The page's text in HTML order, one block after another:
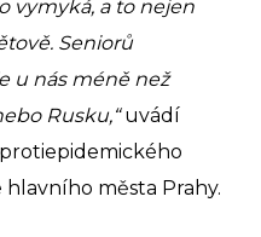
vymyká, a to nejen
Seniorů
u nás méně než
Rusku,“uvádí
města Prahy.